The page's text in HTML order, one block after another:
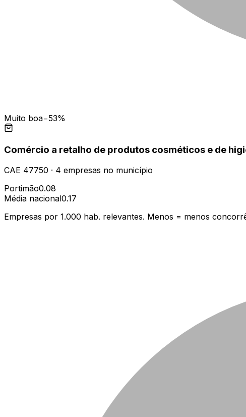
Muito boa−53%
Comércio a retalho de produtos cosméticos e de
CAE 47750 · 4 empresas no município
Portimão0.08
Média nacional0.17
Empresas por 1.000 hab. relevantes. Menos = menos